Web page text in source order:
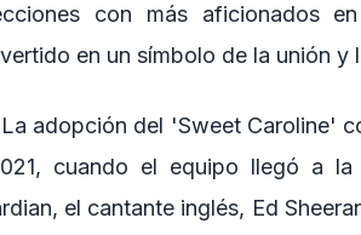
con más aficionados
en un símbolo de la unión y
La adopción del 'Sweet Caroline'
cuando el equipo llegó a
el cantante inglés, Ed